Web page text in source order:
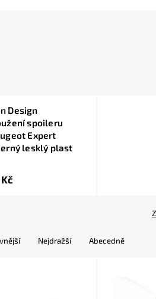
Design
spoileru
Expert
lesklý plast
Nejdražší Abecedně